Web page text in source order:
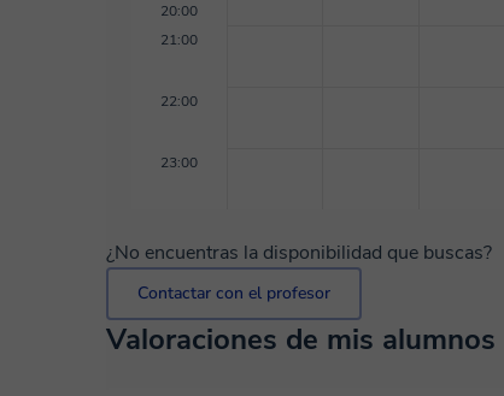
20:00
21:00
22:00
23:00
¿No encuentras la disponibilidad que buscas?
Contactar con el profesor
Valoraciones de mis alumnos